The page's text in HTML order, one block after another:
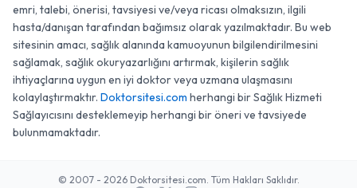
emri, talebi, önerisi, tavsiyesi ve/veya ricası olmaksızın, ilgili
hasta/danışan tarafından bağımsız olarak yazılmaktadır. Bu web
sitesinin amacı, sağlık alanında kamuoyunun bilgilendirilmesini
sağlamak, sağlık okuryazarlığını artırmak, kişilerin sağlık
ihtiyaçlarına uygun en iyi doktor veya uzmana ulaşmasını
kolaylaştırmaktır. Doktorsitesi.com herhangi bir Sağlık Hizmeti
Sağlayıcısını desteklemeyip herhangi bir öneri ve tavsiyede
bulunmamaktadır.
© 2007 - 2026 Doktorsitesi.com. Tüm Hakları Saklıdır.